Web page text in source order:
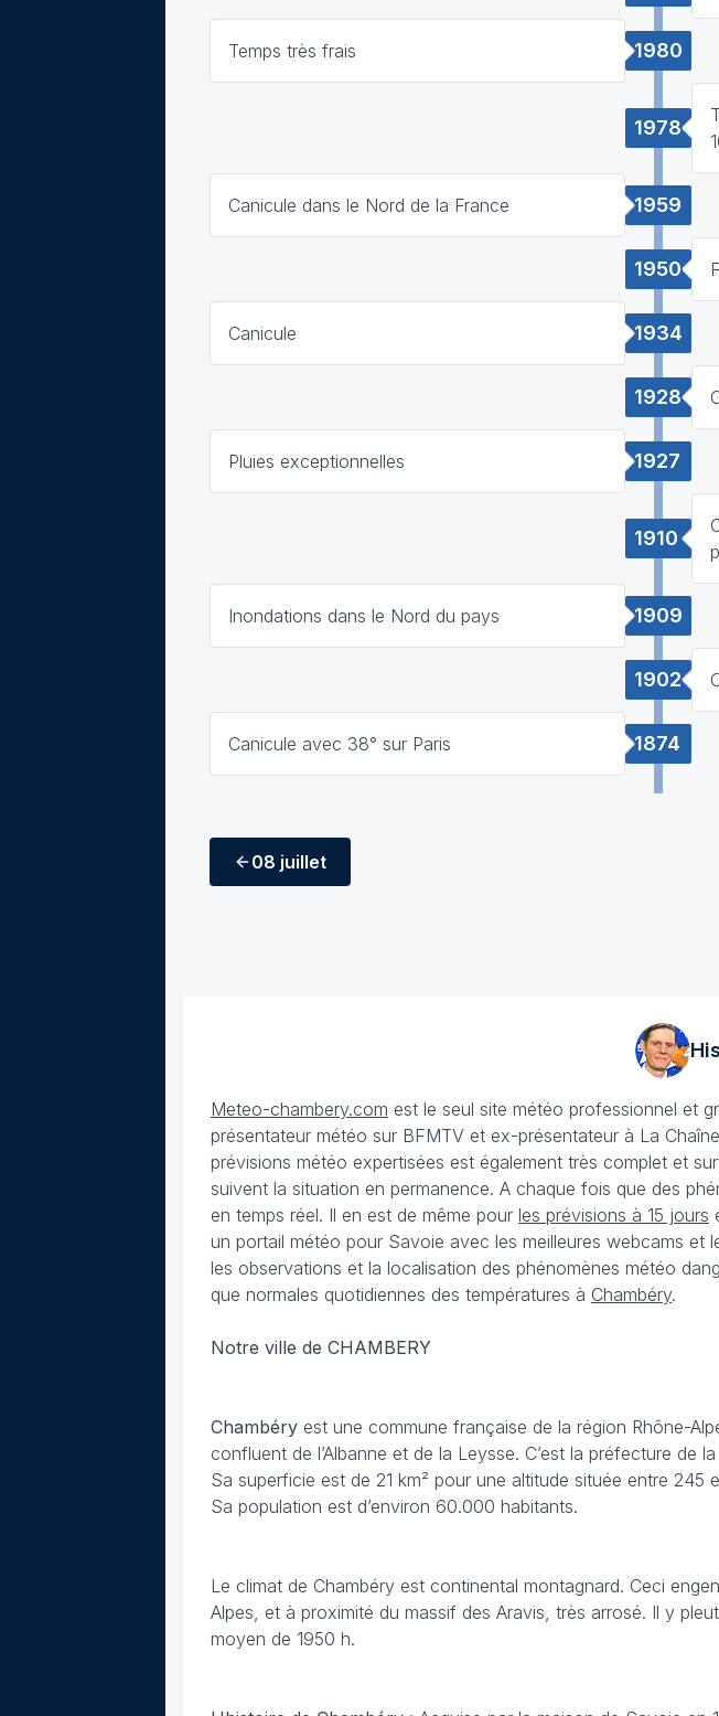
1980
Temps très frais
1978
1959
Canicule dans le Nord de la France
1950
1934
Canicule
1928
1927
Pluies exceptionnelles
1910
1909
Inondations dans le Nord du pays
1902
1874
Canicule avec 38° sur Paris
08 juillet
Meteo-chambery.com est le seul site météo professionnel et
présentateur météo sur BFMTV et ex-présentateur à La
prévisions météo expertisées est également très complet et
suivent la situation en permanence. A chaque fois que des
en temps réel. Il en est de même pour les prévisions à 15 jours
un portail météo pour Savoie avec les meilleures webcams et
les observations et la localisation des phénomènes météo
que normales quotidiennes des températures à Chambéry.
Notre ville de CHAMBERY
Chambéry est une commune française de la région Rhône-
confluent de l’Albanne et de la Leysse. C’est la préfecture de
Sa superficie est de 21 km² pour une altitude située entre 245
Sa population est d’environ 60.000 habitants.
Le climat de Chambéry est continental montagnard. Ceci
Alpes, et à proximité du massif des Aravis, très arrosé. Il y
moyen de 1950 h.